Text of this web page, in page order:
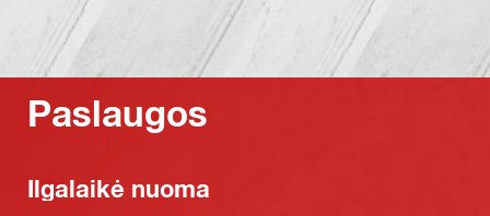
Paslaugos
Ilgalaikė nuoma